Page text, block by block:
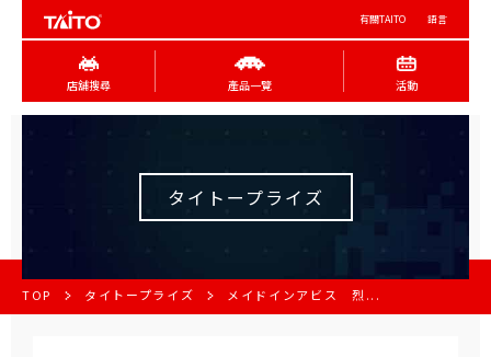
有關TAITO 語言
店舖搜尋 產品一覽 活動
タイトープライズ
TOP タイトープライズ メイドインアビス 烈...